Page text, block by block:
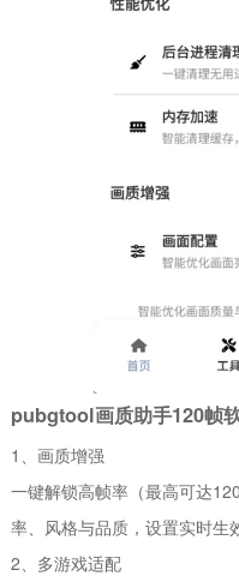
pubgtool画质助手120帧
1、画质增强
一键解锁高帧率（最高可达
率、风格与品质，设置实时生
2、多游戏适配